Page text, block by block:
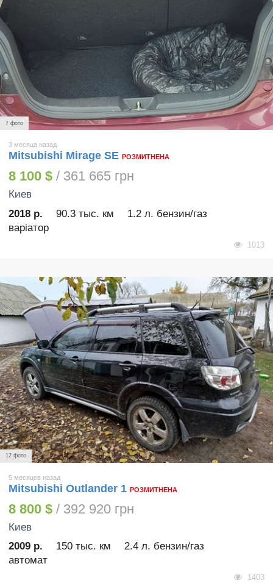
7 фото
3 месяца назад
Mitsubishi Mirage SE РОЗМИТНЕНА
8 100 $ / 361 665 грн
Киев
2018 р.
90.3 тыс. км
1.2 л. бензин/газ
варіатор
1013
12 фото
5 месяцев назад
Mitsubishi Outlander 1 РОЗМИТНЕНА
8 800 $ / 392 920 грн
Киев
2009 р.
150 тыс. км
2.4 л. бензин/газ
автомат
1403